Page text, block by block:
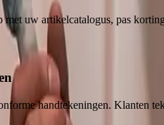
met uw artikelcatalogus, pas
handtekeningen. Klanten